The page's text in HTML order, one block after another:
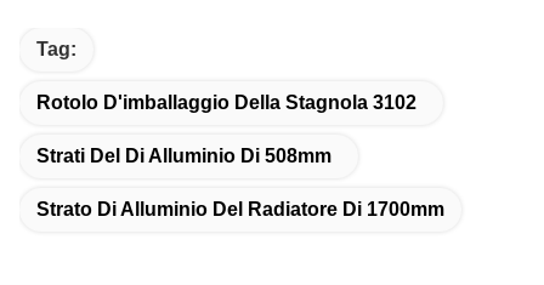
Tag:
Rotolo D'imballaggio Della Stagnola 3102
Strati Del Di Alluminio Di 508mm
Strato Di Alluminio Del Radiatore Di 1700mm